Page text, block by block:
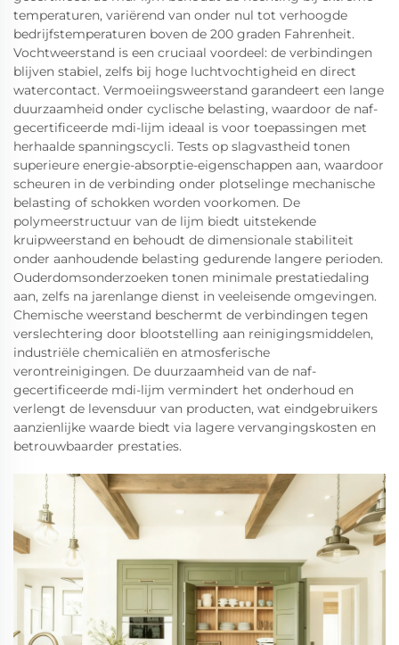
temperaturen, variërend van onder nul tot verhoogde
bedrijfstemperaturen boven de 200 graden Fahrenheit.
Vochtweerstand is een cruciaal voordeel: de verbindingen
blijven stabiel, zelfs bij hoge luchtvochtigheid en direct
watercontact. Vermoeiingsweerstand garandeert een lange
duurzaamheid onder cyclische belasting, waardoor de naf-
gecertificeerde mdi-lijm ideaal is voor toepassingen met
herhaalde spanningscycli. Tests op slagvastheid tonen
superieure energie-absorptie-eigenschappen aan, waardoor
scheuren in de verbinding onder plotselinge mechanische
belasting of schokken worden voorkomen. De
polymeerstructuur van de lijm biedt uitstekende
kruipweerstand en behoudt de dimensionale stabiliteit
onder aanhoudende belasting gedurende langere perioden.
Ouderdomsonderzoeken tonen minimale prestatiedaling
aan, zelfs na jarenlange dienst in veeleisende omgevingen.
Chemische weerstand beschermt de verbindingen tegen
verslechtering door blootstelling aan reinigingsmiddelen,
industriële chemicaliën en atmosferische
verontreinigingen. De duurzaamheid van de naf-
gecertificeerde mdi-lijm vermindert het onderhoud en
verlengt de levensduur van producten, wat eindgebruikers
aanzienlijke waarde biedt via lagere vervangingskosten en
betrouwbaarder prestaties.